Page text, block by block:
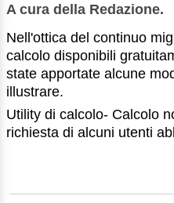
A cura della Redazione.
Nell'ottica del continuo
calcolo disponibili
state apportate alcune
illustrare.
Utility di calcolo- Calcolo
richiesta di alcuni utenti